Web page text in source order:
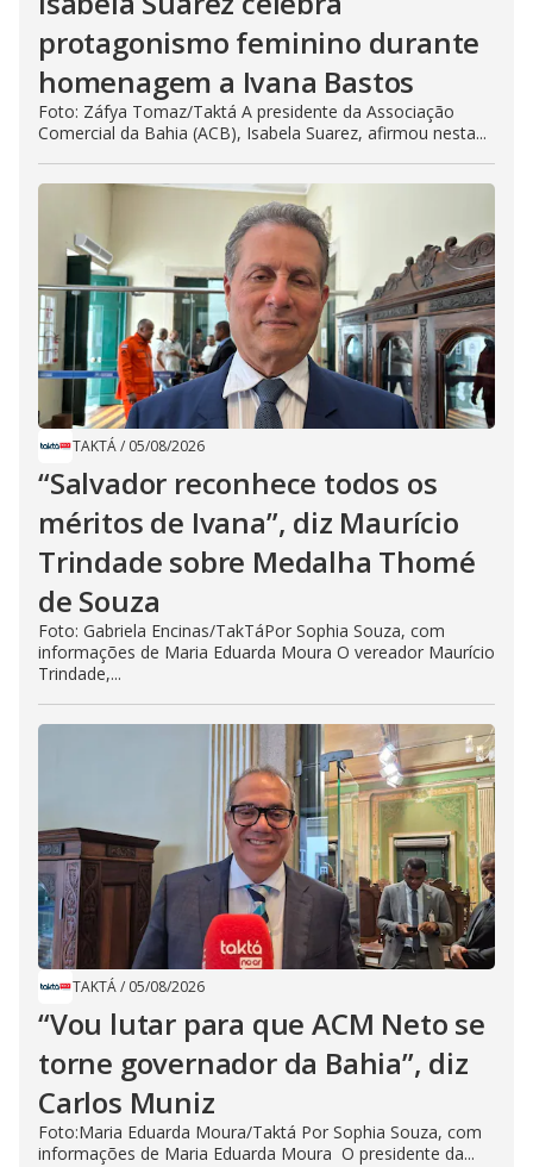
protagonismo feminino durante
homenagem a Ivana Bastos
Foto: Záfya Tomaz/Taktá A presidente da Associação
Comercial da Bahia (ACB), Isabela Suarez, afirmou nesta...
TAKTÁ/ 05/08/2026
“Salvador reconhece todos os
méritos de Ivana”, diz Maurício
Trindade sobre Medalha Thomé
de Souza
Foto: Gabriela Encinas/TakTáPor Sophia Souza, com
informações de Maria Eduarda Moura O vereador Maurício
Trindade,...
TAKTÁ/ 05/08/2026
“Vou lutar para que ACM Neto se
torne governador da Bahia”, diz
Carlos Muniz
Foto:Maria Eduarda Moura/Taktá Por Sophia Souza, com
informações de Maria Eduarda Moura O presidente da...